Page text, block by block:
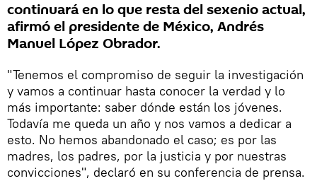
continuará en lo que resta del sexenio actual,
afirmó el presidente de México, Andrés
Manuel López Obrador.
"Tenemos el compromiso de seguir la investigación
y vamos a continuar hasta conocer la verdad y lo
más importante: saber dónde están los jóvenes.
Todavía me queda un año y nos vamos a dedicar a
esto. No hemos abandonado el caso; es por las
madres, los padres, por la justicia y por nuestras
convicciones", declaró en su conferencia de prensa.